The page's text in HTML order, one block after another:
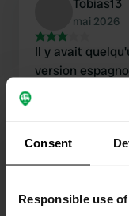
Consent
Responsible use
Tobias13
mai 2026
Il y avait
version
23h30. À 3h40
poubelle est
des commerces
Traduit par Google